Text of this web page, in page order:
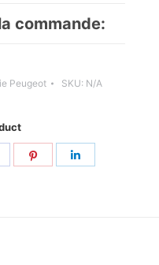
commande:
Peugeot SKU: N/A
Share
Share